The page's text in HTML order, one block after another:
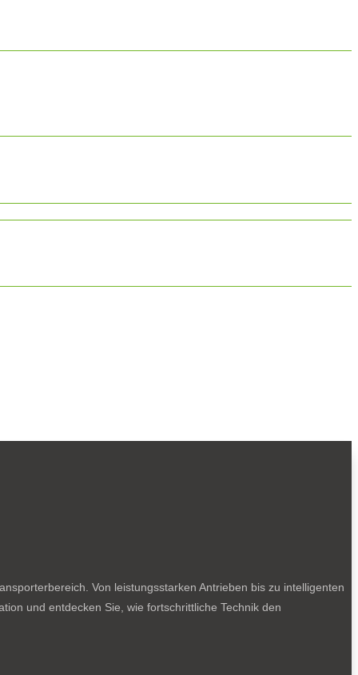
Von leistungsstarken Antrieben bis zu intelligenten
und entdecken Sie, wie fortschrittliche Technik den